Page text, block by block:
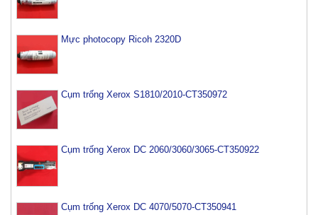
Mực photocopy Ricoh 2320D
Cụm trống Xerox S1810/2010-CT350972
Cụm trống Xerox DC 2060/3060/3065-CT350922
Cụm trống Xerox DC 4070/5070-CT350941